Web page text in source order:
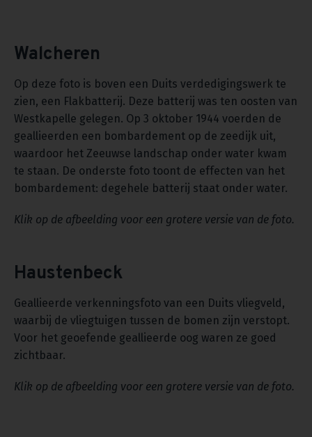
Walcheren
Op deze foto is boven een Duits verdedigingswerk te
zien, een Flakbatterij. Deze batterij was ten oosten van
Westkapelle gelegen. Op 3 oktober 1944 voerden de
geallieerden een bombardement op de zeedijk uit,
waardoor het Zeeuwse landschap onder water kwam
te staan. De onderste foto toont de effecten van het
bombardement: degehele batterij staat onder water.
Klik op de afbeelding voor een grotere versie van de foto.
Haustenbeck
Geallieerde verkenningsfoto van een Duits vliegveld,
waarbij de vliegtuigen tussen de bomen zijn verstopt.
Voor het geoefende geallieerde oog waren ze goed
zichtbaar.
Klik op de afbeelding voor een grotere versie van de foto.